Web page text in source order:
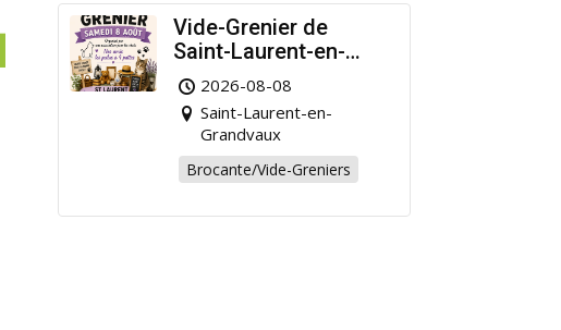
Vide-Grenier de
Saint-Laurent-en-
Grandvaux : Venez
chiner pour la bonne
cause !
2026-08-08
Saint-Laurent-en-
Grandvaux
Brocante/Vide-Greniers